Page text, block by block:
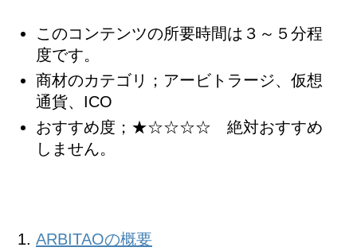
このコンテンツの所要時間は３～５分程
度です。
商材のカテゴリ；アービトラージ、仮想
通貨、ICO
おすすめ度；★☆☆☆☆ 絶対おすすめ
しません。
ARBITAOの概要